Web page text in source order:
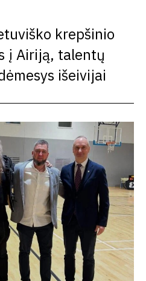
krepšinio
į Airiją, talentų
išeivijai